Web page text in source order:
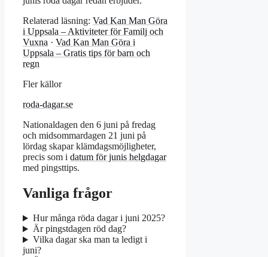
Relaterad läsning: Vad Kan Man Göra
i Uppsala – Aktiviteter för Familj och
Vuxna · Vad Kan Man Göra i
Uppsala – Gratis tips för barn och
regn
Fler källor
roda-dagar.se
Nationaldagen den 6 juni på fredag
och midsommardagen 21 juni på
lördag skapar klämdagsmöjligheter,
precis som i datum för junis helgdagar
med pingsttips.
Vanliga frågor
Hur många röda dagar i juni 2025?
Är pingstdagen röd dag?
Vilka dagar ska man ta ledigt i
juni?